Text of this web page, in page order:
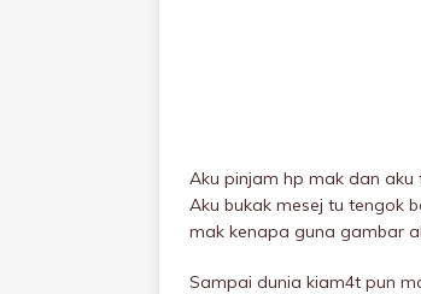
Aku pinjam hp mak dan aku
Aku bukak mesej tu tengok
mak kenapa guna gambar
Sampai dunia kiam4t pun